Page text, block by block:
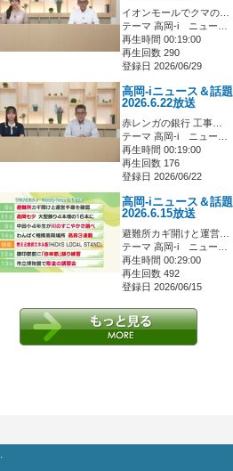
イオンモールでクマの…
テーマ 高岡-i ニュー…
再生時間 00:19:00
再生回数 290
登録日 2026/06/29
高岡-iニュース＆話題
2026.6.22放送
赤レンガの銀行 工事…
テーマ 高岡-i ニュー…
再生時間 00:19:00
再生回数 176
登録日 2026/06/22
高岡-iニュース＆話題
2026.6.15放送
避難所カギ開けと運営…
テーマ 高岡-i ニュー…
再生時間 00:29:00
再生回数 492
登録日 2026/06/15